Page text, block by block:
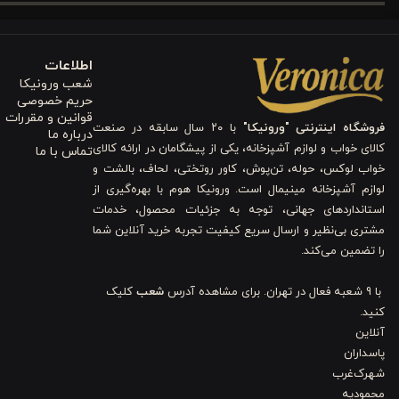
بدنه اینظرف غذااز پلاستیک باکیفیت ساخته شده است که در
مناسبی دارد و در برابر ضربات معمولی یا جابه‌جایی‌های روزانه آسیب
بتوان از آن برای نگهداری انواع غذاهای گرم یا سرد استفاده کرد.
درب قفل‌دار و سیستم ضد نشت
یکی از مهم‌ترین ویژگی‌هایظرف غذا ورونیکا مدلmysk009 درب
می‌دارند. این ویژگی کمک می‌کند تا هنگام حمل ظرف داخل کیف،
اعتمادتبدیل شود که می‌توانید با خیال راحت غذاهای مختلف را در آن حمل
اقلام همراه و طراحی داخلی
این ظرف گرم نگهدارنده غذا شامل چند بخش کاربردی است؛ بدنه اصلی،
مختلف را از هم جدا نگه دارید. برای مثال می‌توانید برنج را در یک
مرتب‌تر و اشتهابرانگیزتر باشد.
فروشگاه اینترنتی "ورونیکا"
با ۲۰ سال سابقه در صنعت
کالای خواب و لوازم آشپزخانه، یکی از پیشگامان در ارائه کالای
خواب لوکس، حوله، تن‌پوش، کاور روتختی، لحاف، بالشت و
لوازم آشپزخانه مینیمال است. ورونیکا هوم با بهره‌گیری از
استانداردهای جهانی، توجه به جزئیات محصول، خدمات
مشتری بی‌نظیر و ارسال سریع کیفیت تجربه خرید آنلاین شما
را تضمین می‌کند.
با 9 شعبه فعال در تهران. برای مشاهده آدرس شعب کلیک
کنید.
آنلاین
پاسداران
شهرک‌غرب
محمودیه
اطلاعات
شعب ورونیکا
حریم خصوصی
قوانین و مقررات
درباره ما
تماس با ما